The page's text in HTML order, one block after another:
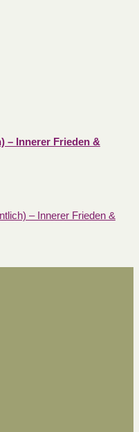
– Innerer Frieden &
– Innerer Frieden &